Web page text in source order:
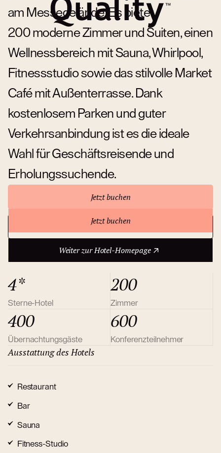
am Messegelände. Es bietet
200 moderne Zimmer und Suiten, einen
Wellnessbereich mit Sauna, Whirlpool,
Fitnessstudio sowie das stilvolle Market
Café mit Außenterrasse. Dank
kostenlosem Parken und guter
Verkehrsanbindung ist es die ideale
Wahl für Geschäftsreisende und
Erholungssuchende.
Jetzt buchen
Jetzt buchen
Weiter zur Hotel-Homepage
Weiter zur Hotel-Homepage
Über das Hotel
4*
Sterne-Hotel
200
Zimmer
400
Übernachtungsgäste
600
Konferenzteilnehmer
Ausstattung des Hotels
Restaurant
Bar
Sauna
Fitness-Studio